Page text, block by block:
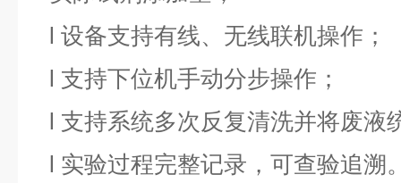
l 设备支持有线、无线联机操作；
l 支持下位机手动分步操作；
l 支持系统多次反复清洗并将废液
l 实验过程完整记录，可查验追溯